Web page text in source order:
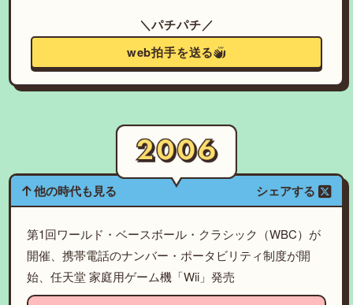
＼パチパチ／
web拍手を送る
他の時代も見る シェアする
第1回ワールド・ベースボール・クラシック（WBC）が
開催、携帯電話のナンバー・ポータビリティ制度が開
始、任天堂 家庭用ゲーム機「Wii」発売